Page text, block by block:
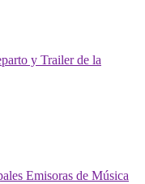
y Trailer de la
Emisoras de Música